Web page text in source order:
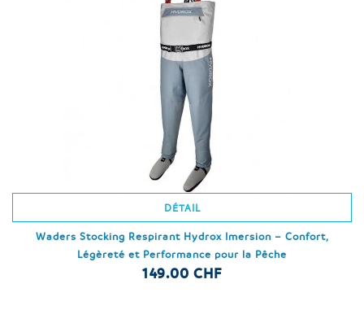
DÉTAIL
Waders Stocking Respirant Hydrox Imersion – Confort,
Légèreté et Performance pour la Pêche
149.00 CHF